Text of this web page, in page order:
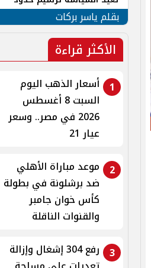
الأمن القومي العربي
بقلم ياسر بركات
الأكثر قراءة
1
أسعار الذهب اليوم
السبت 8 أغسطس
2026 في مصر.. وسعر
عيار 21
2
موعد مباراة الأهلي
ضد برشلونة في بطولة
كأس خوان جامبر
والقنوات الناقلة
3
رفع 304 إشغال وإزالة